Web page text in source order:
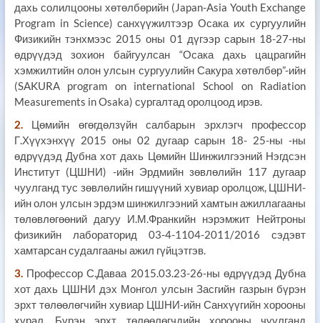
дахь солилцооны хөтөлбөрийн (Japan-Asia Youth Exchange
Program in Science) санхүүжилтээр Осака их сургуулийн
Физикийн тэнхмээс 2015 оны 01 дүгээр сарын 18-27-ны
өдрүүдэд зохион байгуулсан “Осака дахь цацрагийн
хэмжилтийн олон улсын сургуулийн Сакура хөтөлбөр”-ийн
(SAKURA program on international School on Radiation
Measurements in Osaka) сургалтад оролцоод ирэв.
2.Цөмийн өгөгдөлзүйн салбарын эрхлэгч профессор
Г.Хүүхэнхүү 2015 оны 02 дугаар сарын 18- 25-ны -ны
өдрүүдэд Дубна хот дахь Цөмийн Шинжилгээний Нэгдсэн
Институт (ЦШНИ) -ийн Эрдмийн зөвлөлийн 117 дугаар
чуулганд тус зөвлөлийн гишүүний хувиар оролцож, ЦШНИ-
ийн олон улсын эрдэм шинжилгээний хамтын ажиллагааны
төлөвлөгөөний дагуу И.М.Франкийн нэрэмжит Нейтроны
физикийн лабораторид 03-4-1104-2011/2016 сэдэвт
хамтарсан судалгааны ажил гүйцэтгэв.
3.Профессор С.Даваа 2015.03.23-26-ны өдрүүдэд Дубна
хот дахь ЦШНИ дэх Монгол улсын Засгийн газрын бүрэн
эрхт төлөөлөгчийн хувиар ЦШНИ-ийн Санхүүгийн хорооны
хурал, Бүрэн эрхт төлөөлөгчдийн хорооны чуулганд